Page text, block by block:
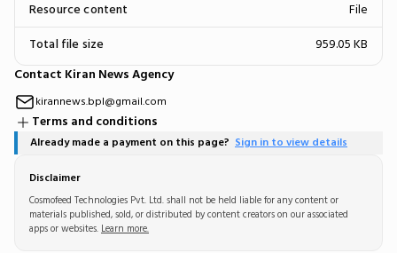
Resource content
File
Total file size
959.05 KB
Contact Kiran News Agency
kirannews.bpl@gmail.com
Terms and conditions
Already made a payment on this page? Sign in to view details
Disclaimer
Cosmofeed Technologies Pvt. Ltd. shall not be held liable for any content or
materials published, sold, or distributed by content creators on our associated
apps or websites. Learn more.